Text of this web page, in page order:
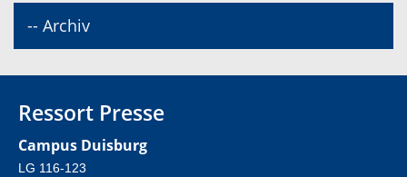
-- Archiv
Ressort Presse
Campus Duisburg
LG 116-123